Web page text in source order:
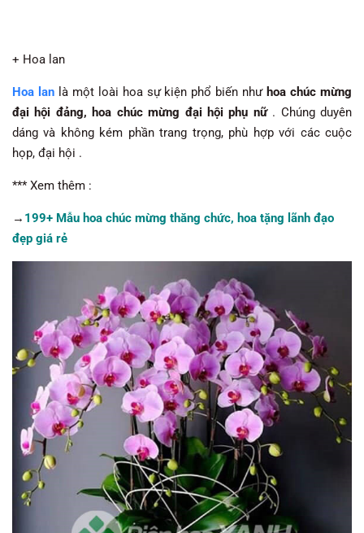
+ Hoa lan
Hoa lanlà một loài hoa sự kiện phổ biến như hoa chúc mừng
đại hội đảng, hoa chúc mừng đại hội phụ nữ. Chúng duyên
dáng và không kém phần trang trọng, phù hợp với các cuộc
họp, đại hội .
*** Xem thêm :
→ 199+ Mẫu hoa chúc mừng thăng chức, hoa tặng lãnh đạo
đẹp giá rẻ